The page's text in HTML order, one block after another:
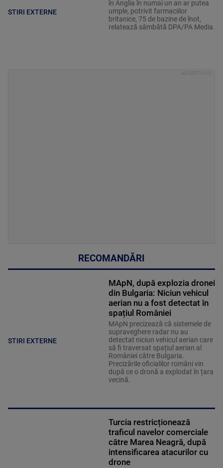
STIRI EXTERNE
în Anglia în numai un an ar putea
umple, potrivit farmaciilor
britanice, 75 de bazine de înot,
relatează sâmbătă DPA/PA Media.
RECOMANDĂRI
STIRI EXTERNE
MApN, după explozia dronei
din Bulgaria: Niciun vehicul
aerian nu a fost detectat în
spațiul României
MApN precizează că sistemele de
supraveghere radar nu au
detectat niciun vehicul aerian care
să fi traversat spațiul aerian al
României către Bulgaria.
Precizările oficialilor români vin
după ce o dronă a explodat în țara
vecină.
Turcia restricționează
traficul navelor comerciale
către Marea Neagră, după
intensificarea atacurilor cu
drone